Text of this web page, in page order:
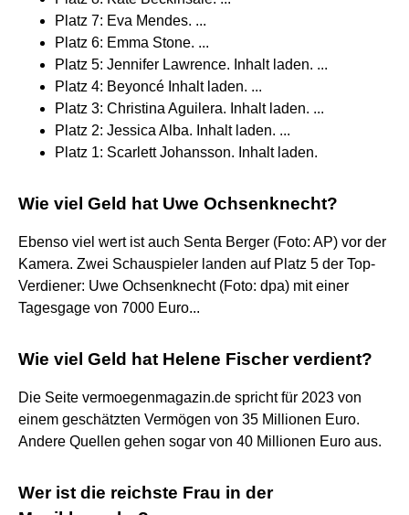
Platz 7: Eva Mendes. ...
Platz 6: Emma Stone. ...
Platz 5: Jennifer Lawrence. Inhalt laden. ...
Platz 4: Beyoncé Inhalt laden. ...
Platz 3: Christina Aguilera. Inhalt laden. ...
Platz 2: Jessica Alba. Inhalt laden. ...
Platz 1: Scarlett Johansson. Inhalt laden.
Wie viel Geld hat Uwe Ochsenknecht?
Ebenso viel wert ist auch Senta Berger (Foto: AP) vor der
Kamera. Zwei Schauspieler landen auf Platz 5 der Top-
Verdiener: Uwe Ochsenknecht (Foto: dpa) mit einer
Tagesgage von 7000 Euro...
Wie viel Geld hat Helene Fischer verdient?
Die Seite vermoegenmagazin.de spricht für 2023 von
einem geschätzten Vermögen von 35 Millionen Euro.
Andere Quellen gehen sogar von 40 Millionen Euro aus.
Wer ist die reichste Frau in der